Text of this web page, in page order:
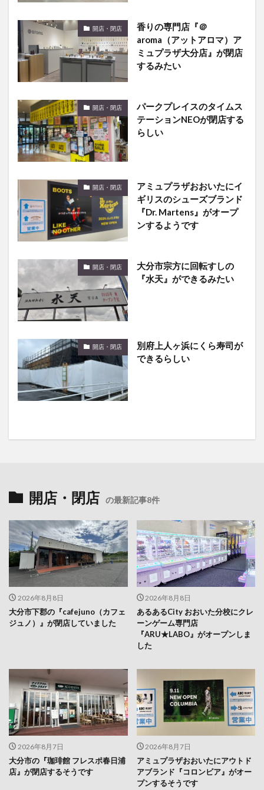
開店・閉店
香りの専門店『＠
aroma（アットアロマ）ア
ミュプラザ大分店』が閉店
するみたい
開店・閉店
パークプレイスのタイムス
テーションNEOが閉店する
らしい
開店・閉店
アミュプラザおおいたにイ
ギリスのシューズブランド
『Dr. Martens』がオープ
ンするようです
開店・閉店
大分市宗方に回転すしの
『水天』ができるみたい
開店・閉店
別府上人ヶ浜にくら寿司が
できるらしい
開店・閉店 の最新記事8件
2026年8月8日
大分市下郡の『cafejuno（カフェ
ジュノ）』が閉店していました
2026年8月8日
あるあるCity おおいた分校にクレ
ーンゲーム専門店
『ARU★LABO』がオープンしま
した
2026年8月7日
大分市の『珈琲館 フレスポ春日浦
店』が閉店するそうです
2026年8月7日
アミュプラザおおいたにアウトド
アブランド『コロンビア』がオー
プンするそうです